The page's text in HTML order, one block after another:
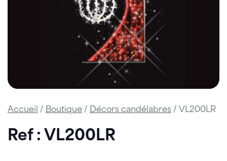
Accueil / Boutique / Décors candélabres / VL200LR
Ref : VL200LR